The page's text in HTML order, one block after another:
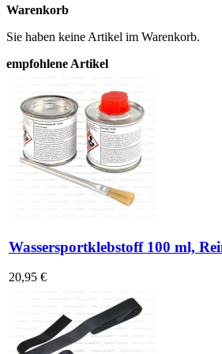
Warenkorb
Sie haben keine Artikel im Warenkorb.
empfohlene Artikel
Wassersportklebstoff 100 ml,
20,95 €